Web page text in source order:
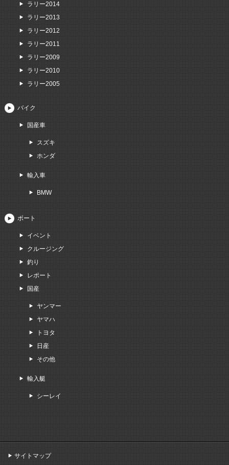
ラリー2014
ラリー2013
ラリー2012
ラリー2011
ラリー2009
ラリー2010
ラリー2005
バイク
国産車
スズキ
ホンダ
輸入車
BMW
ボート
イベント
クルージング
釣り
レポート
国産
ヤンマー
ヤマハ
トヨタ
日産
その他
輸入艇
シーレイ
サイトマップ